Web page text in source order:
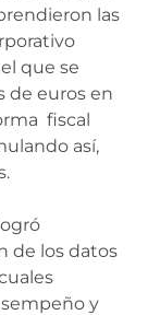
las
que se
de euros en
fiscal
así,
de los datos
y